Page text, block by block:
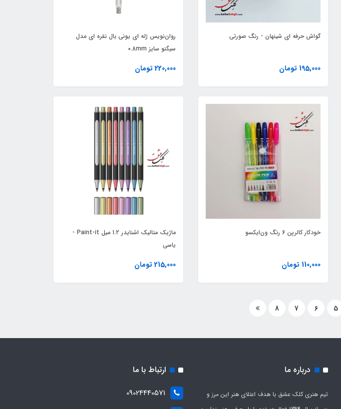
گواش حرفه ای شینهان - رنگ صورتی
195,000 تومان
روان‌نویس ژله ‏ای یونی‏ بال نقره ای مدل
سیگنو سایز 0.8mm
220,000 تومان
خودکار کالرپن 6 رنگ ون‌ایکسو
110,000 تومان
ماژیک متالیک اشنایدر 1.2 میل Paint-it -
یاسی
215,000 تومان
5
6
7
8
درباره ما
تیم هنری کلک عشق با هدف اعتلای هنر این مرز و
ارتباط با ما
09024440571